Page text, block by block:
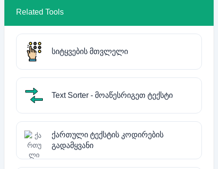
Related Tools
სიტყვების მთვლელი
Text Sorter - მოაწესრიგეთ ტექსტი
ქართული ტექსტის კოდირების
გადამყვანი